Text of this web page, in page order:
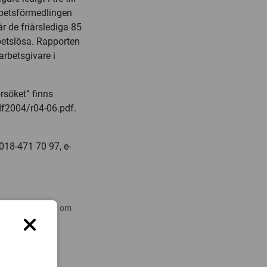
de friårslediga 85
Rapporten
i
finns
r04-06.pdf.
471 70 97, e-
forskning om